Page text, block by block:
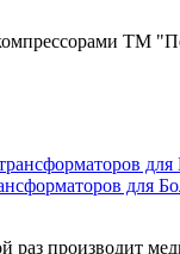
ТМ
для
производит